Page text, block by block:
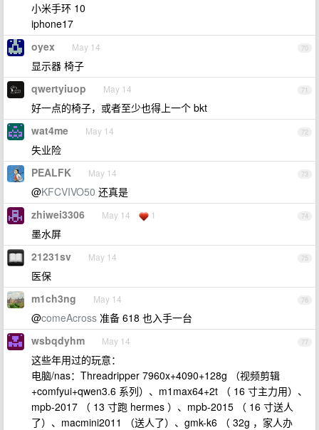
小米手环 10
iphone17
70
oyex May 14
显示器 椅子
71
qwertyiuop May 14
好一点的椅子，或者至少也得上一个 bkt
72
wat4me May 14
失业险
73
PEALFK May 14
@KFCVIVO50 还真是
74
zhiwei3306 May 14 1
墨水屏
75
21231sv May 14
医保
76
m1ch3ng May 14
@comeAcross 准备 618 也入手一台
77
wsbqdyhm May 14
这些年用过的玩意：
电脑/nas：Threadripper 7960x+4090+128g （视频剪辑
+comfyui+qwen3.6 系列）、m1max64+2t （ 16 寸主力用）、
mpb-2017 （ 13 寸跑 hermes ）、mpb-2015 （ 16 寸送人
了）、macmini2011 （送人了）、gmk-k6 （ 32g ，家人办